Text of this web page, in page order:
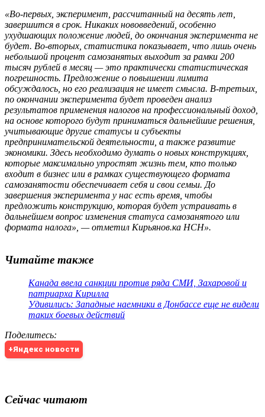
«Во-первых, эксперимент, рассчитанный на десять лет,
завершится в срок. Никаких нововведений, особенно
ухудшающих положение людей, до окончания эксперимента не
будет. Во-вторых, статистика показывает, что лишь очень
небольшой процент самозанятых выходит за рамки 200
тысяч рублей в месяц — это практически статистическая
погрешность. Предложение о повышении лимита
обсуждалось, но его реализация не имеет смысла. В-третьих,
по окончании эксперимента будет проведен анализ
результатов применения налогов на профессиональный доход,
на основе которого будут приниматься дальнейшие решения,
учитывающие другие статусы и субъекты
предпринимательской деятельности, а также развитие
экономики. Здесь необходимо думать о новых конструкциях,
которые максимально упростят жизнь тем, кто только
входит в бизнес или в рамках существующего формата
самозанятости обеспечивает себя и свои семьи. До
завершения эксперимента у нас есть время, чтобы
предложить конструкцию, которая будет устраивать в
дальнейшем вопрос изменения статуса самозанятого или
формата налога», — отметил Кирьянов.ка НСН».
Читайте также
Канада ввела санкции против ряда СМИ, Захаровой и
патриарха Кирилла
Удивились: Западные наемники в Донбассе еще не видели
таких боевых действий
Поделитесь:
+Яндекс новости
Сейчас читают